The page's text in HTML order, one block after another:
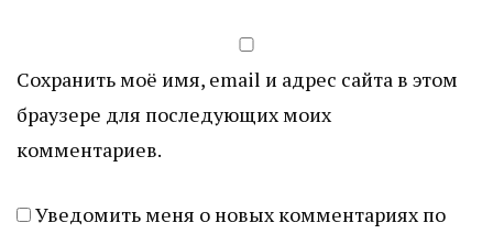
Сохранить моё имя, email и адрес сайта в этом
браузере для последующих моих
комментариев.
Уведомить меня о новых комментариях по